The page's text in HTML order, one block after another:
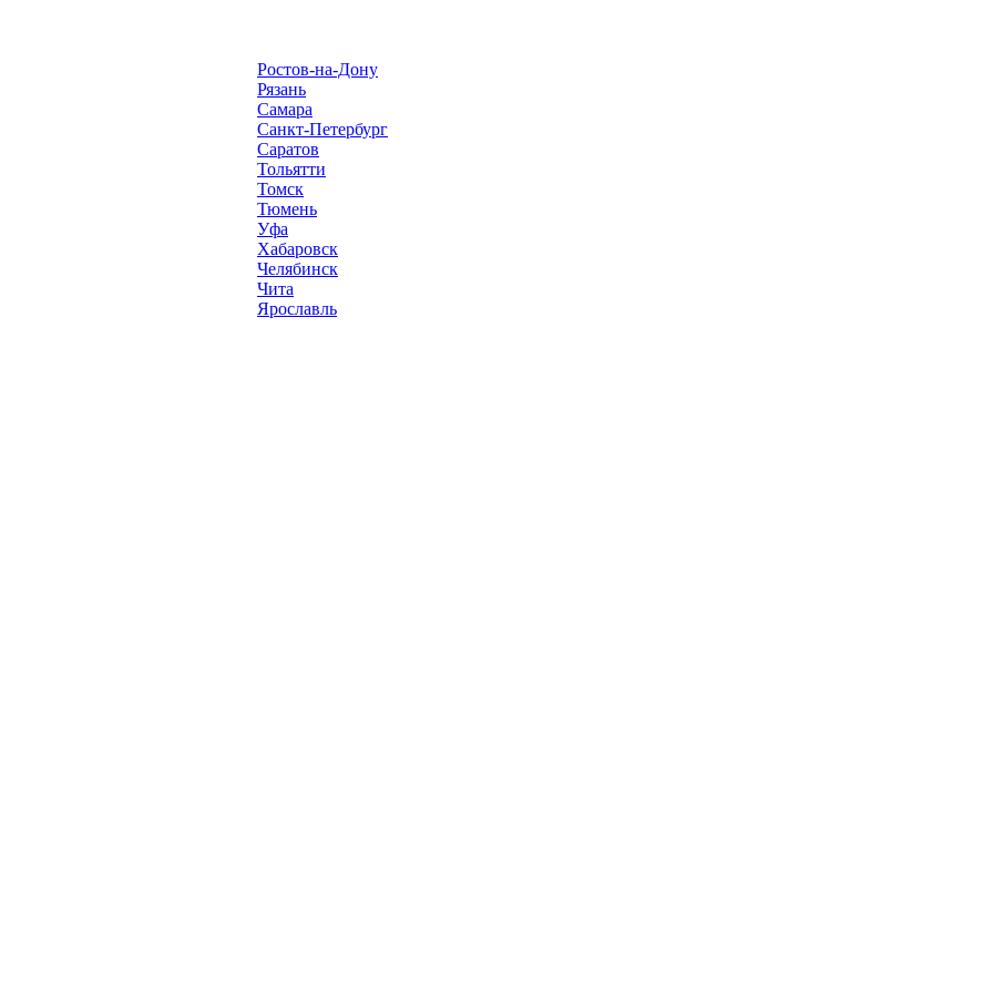
Ростов-на-Дону
Рязань
Самара
Санкт-Петербург
Саратов
Тольятти
Томск
Тюмень
Уфа
Хабаровск
Челябинск
Чита
Ярославль